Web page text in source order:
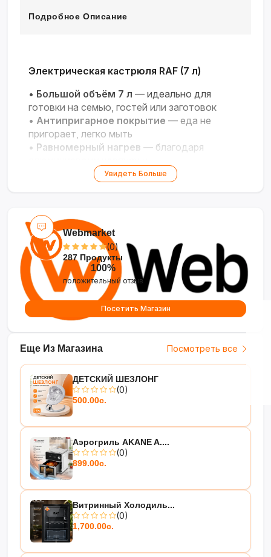
Подробное Описание
Электрическая кастрюля RAF (7 л)
• Большой объём 7 л — идеально для
готовки на семью, гостей или заготовок
• Антипригарное покрытие — еда не
пригорает, легко мыть
• Равномерный нагрев — благодаря
электронагревателю
•Практичность
на плите, так и как автономную
электрическую ёмкость
Увидеть Больше
Еще Из Магазина Посмотреть все
ДЕТСКИЙ ШЕЗЛОНГ
(0)
500.00с.
Аэрогриль AKANE A....
(0)
899.00с.
Витринный Холодиль...
(0)
1,700.00с.
Webmarket
(0)
287 Продукты
100%
положительный отзыв
Посетить Магазин